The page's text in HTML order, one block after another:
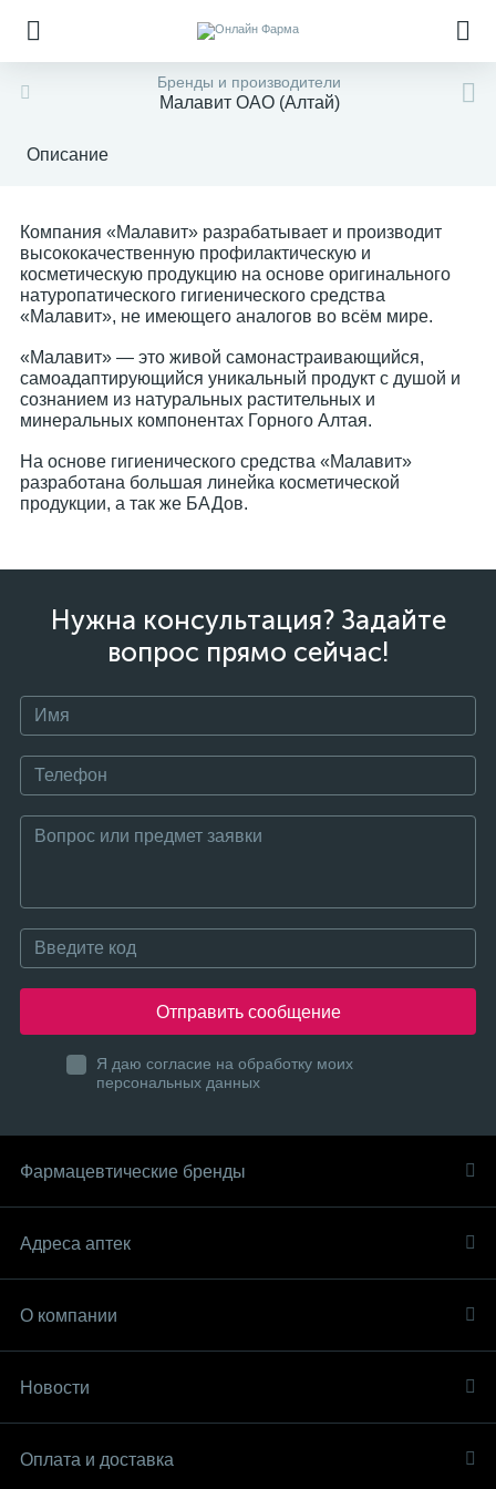
Бренды и производители
Малавит ОАО (Алтай)
Описание
Компания «Малавит» разрабатывает и производит
высококачественную профилактическую и
косметическую продукцию на основе оригинального
натуропатического гигиенического средства
«Малавит», не имеющего аналогов во всём мире.
«Малавит» — это живой самонастраивающийся,
самоадаптирующийся уникальный продукт с душой и
сознанием из натуральных растительных и
минеральных компонентах Горного Алтая.
На основе гигиенического средства «Малавит»
разработана большая линейка косметической
продукции, а так же БАДов.
Нужна консультация? Задайте
вопрос прямо сейчас!
Отправить сообщение
Я даю согласие на обработку моих
персональных данных
Фармацевтические бренды
Адреса аптек
О компании
Новости
Оплата и доставка